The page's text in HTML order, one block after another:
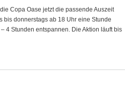
Copa Oase jetzt die passende Auszeit
bis donnerstags ab 18 Uhr eine Stunde
4 Stunden entspannen. Die Aktion läuft bis